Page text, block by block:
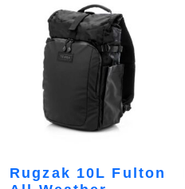
Rugzak 10L Fulton